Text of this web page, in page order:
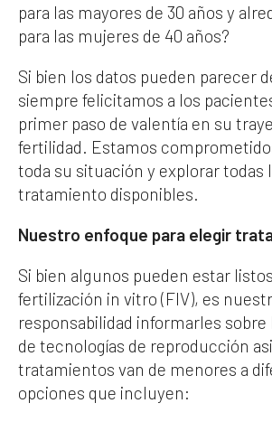
para las mayores de 30 años y
para las mujeres de 40 años?
Si bien los datos pueden parecer
siempre felicitamos a los
primer paso de valentía en su
fertilidad. Estamos
toda su situación y explorar todas
tratamiento disponibles.
Nuestro enfoque para elegir
Si bien algunos pueden estar
fertilización in vitro (FIV), es
responsabilidad informarles sobre
de tecnologías de reproducción
tratamientos van de menores a
opciones que incluyen: